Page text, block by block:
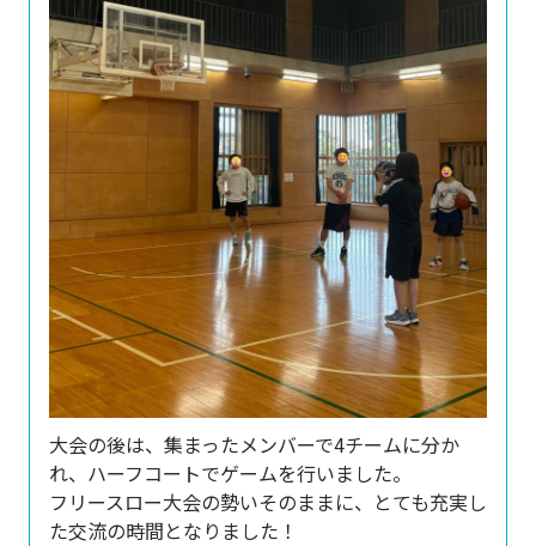
大会の後は、集まったメンバーで4チームに分か
れ、ハーフコートでゲームを行いました。
フリースロー大会の勢いそのままに、とても充実し
た交流の時間となりました！